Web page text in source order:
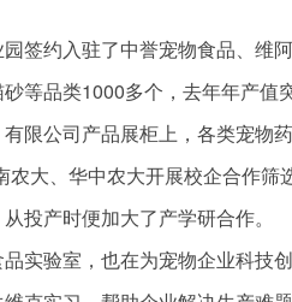
签约入驻了中誉宠物食品、维
等品类1000多个，去年年产值
限公司产品展柜上，各类宠物
农大、华中农大开展校企合作
投产时便加大了产学研合作。
实验室，也在为宠物企业科技